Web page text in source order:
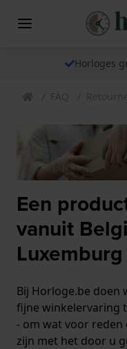
Horloges
FAQ
Een
vanuit
Luxemburg
Bij Horloge.be doen
fijne winkelervaring
- om wat voor
zijn met het door u